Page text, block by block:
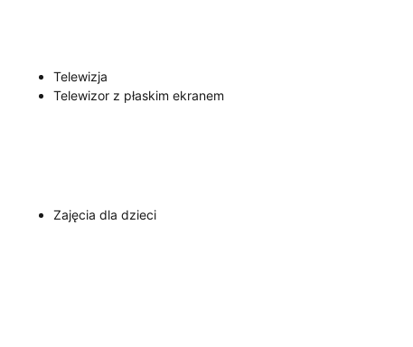
Telewizja
Telewizor z płaskim ekranem
Zajęcia dla dzieci